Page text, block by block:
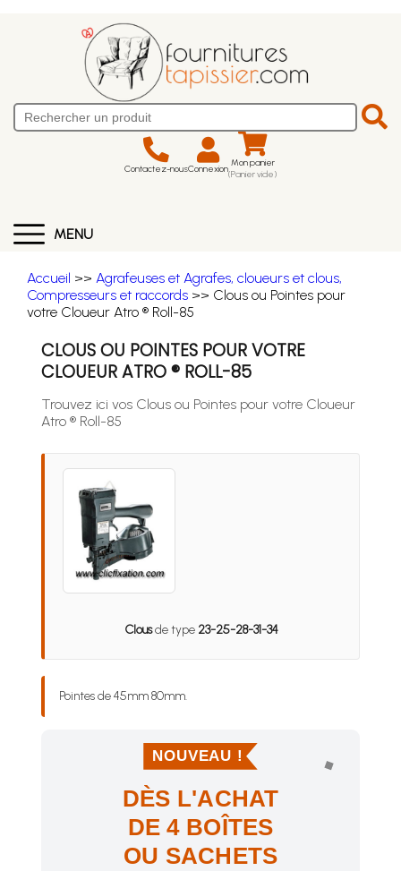
Contactez-nousConnexion Mon panier
(Panier vide)
MENU
Accueil >> Agrafeuses et Agrafes, cloueurs et clous,
Compresseurs et raccords >> Clous ou Pointes pour
votre Cloueur Atro ® Roll-85
CLOUS OU POINTES POUR VOTRE
CLOUEUR ATRO ® ROLL-85
Trouvez ici vos Clous ou Pointes pour votre Cloueur
Atro ® Roll-85
Clousde type 23-25-28-31-34
Pointes de 45mm 80mm.
NOUVEAU !
DÈS L'ACHAT
DE 4 BOÎTES
OU SACHETS